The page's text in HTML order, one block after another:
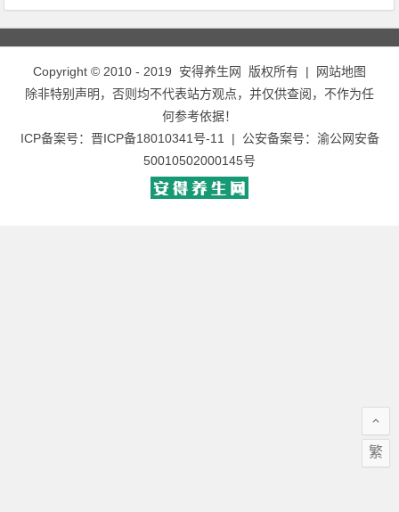
Copyright © 2010 - 2019 安得养生网 版权所有 |
网站地图
除非特别声明，否则均不代表站方观点，并仅供查阅，不作为任
何参考依据！
ICP备案号： 晋ICP备18010341号-11 | 公安备案号： 渝公网安备
50010502000145号
繁